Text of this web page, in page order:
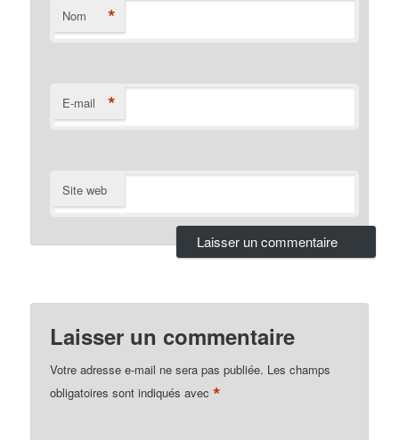
Nom *
E-mail *
Site web
Laisser un commentaire
Votre adresse e-mail ne sera pas publiée. Les champs
obligatoires sont indiqués avec*